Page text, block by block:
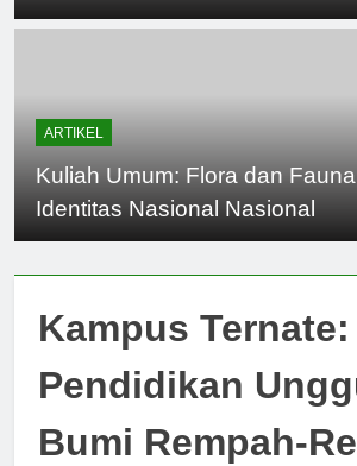
ARTIKEL
Kuliah Umum: Flora dan
Identitas Nasional Nasional
Kampus
Pendidikan
Bumi Rempah-